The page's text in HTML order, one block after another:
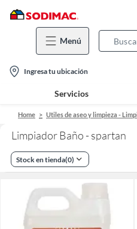
Menú
location-
icon
Ingresa tu ubicación
Servicios
Home Utiles de aseo y limpieza -
Limpiador Baño - spartan
Stock en tienda(0)